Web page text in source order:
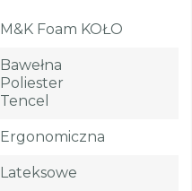
M&K Foam KOŁO
Bawełna
Poliester
Tencel
Ergonomiczna
Lateksowe